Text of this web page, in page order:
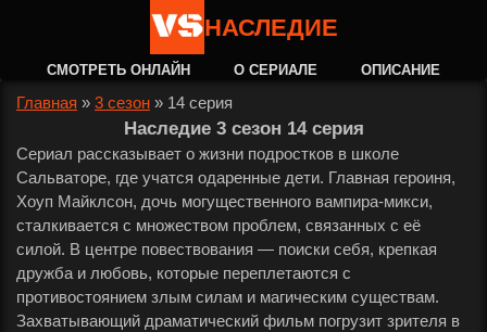
НАСЛЕДИЕ
СМОТРЕТЬ ОНЛАЙН О СЕРИАЛЕ ОПИСАНИЕ
Главная » 3 сезон » 14 серия
Наследие 3 сезон 14 серия
Сериал рассказывает о жизни подростков в школе
Сальваторе, где учатся одаренные дети. Главная героиня,
Хоуп Майклсон, дочь могущественного вампира-микси,
сталкивается с множеством проблем, связанных с её
силой. В центре повествования — поиски себя, крепкая
дружба и любовь, которые переплетаются с
противостоянием злым силам и магическим существам.
Захватывающий драматический фильм погрузит зрителя в